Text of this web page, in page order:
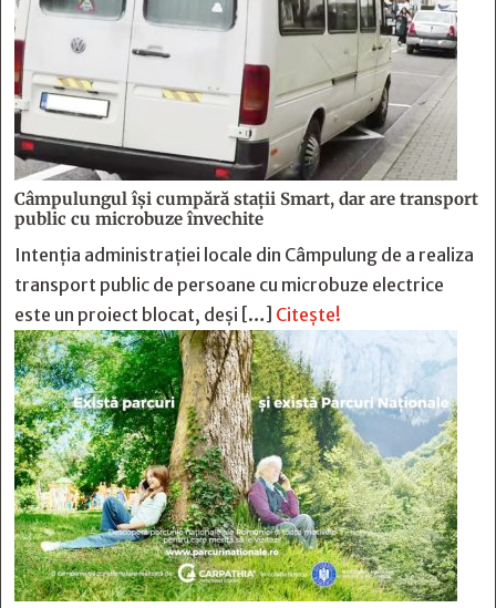
Câmpulungul îşi cumpără staţii Smart, dar are transport
public cu microbuze învechite
Intenția administrației locale din Câmpulung de a realiza
transport public de persoane cu microbuze electrice
este un proiect blocat, deși […] Citește!